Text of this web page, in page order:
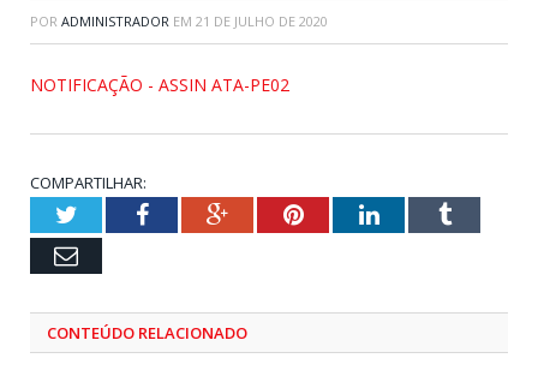
POR ADMINISTRADOR EM 21 DE JULHO DE 2020
NOTIFICAÇÃO - ASSIN ATA-PE02
COMPARTILHAR:
TwitterFacebookGoogle+PinterestLinkedInTumblr
Email
CONTEÚDO RELACIONADO